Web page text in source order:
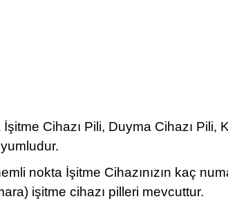
Cihazı Pili, Duyma Cihazı Pili,
nokta İşitme Cihazınızın kaç
işitme cihazı pilleri mevcuttur.